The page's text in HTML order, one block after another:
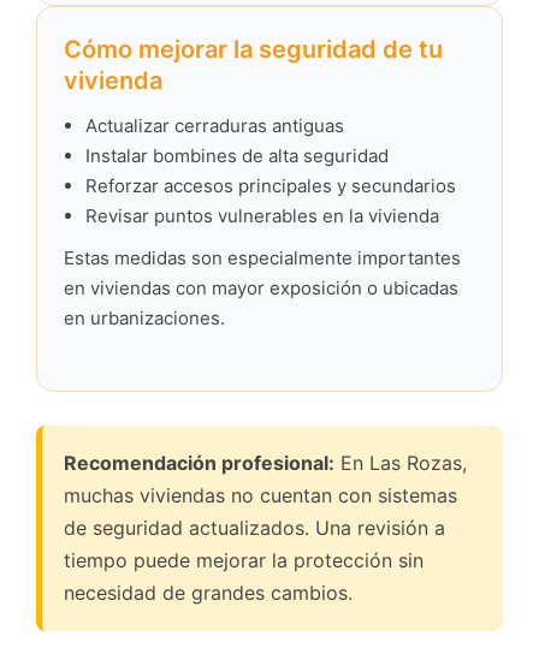
Cómo mejorar la seguridad de tu
vivienda
Actualizar cerraduras antiguas
Instalar bombines de alta seguridad
Reforzar accesos principales y secundarios
Revisar puntos vulnerables en la vivienda
Estas medidas son especialmente importantes
en viviendas con mayor exposición o ubicadas
en urbanizaciones.
Recomendación profesional: En Las Rozas,
muchas viviendas no cuentan con sistemas
de seguridad actualizados. Una revisión a
tiempo puede mejorar la protección sin
necesidad de grandes cambios.